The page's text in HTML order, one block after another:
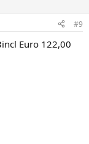
#9
Euro 122,00